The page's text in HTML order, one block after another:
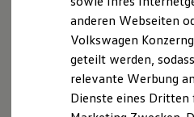
Verbrauchskosten
Kaufoptionen
E-Auto-
Software und
Die ID. Software 6
ID. Software
Digitale Extras
Schnittstellen zu
Details
anderen Webseiten
Volkswagen
geteilt werden,
relevante Werbung
Dienste eines Dritten